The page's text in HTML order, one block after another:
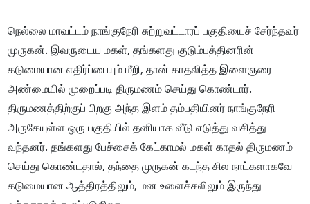
நெல்லை மாவட்டம் நாங்குநேரி சுற்றுவட்டாரப் பகுதியைச் சேர்ந்தவர்
முருகன். இவருடைய மகள், தங்களது குடும்பத்தினரின்
கடுமையான எதிர்ப்பையும் மீறி, தான் காதலித்த இளைஞரை
அண்மையில் முறைப்படி திருமணம் செய்து கொண்டார்.
திருமணத்திற்குப் பிறகு அந்த இளம் தம்பதியினர் நாங்குநேரி
அருகேயுள்ள ஒரு பகுதியில் தனியாக வீடு எடுத்து வசித்து
வந்தனர். தங்களது பேச்சைக் கேட்காமல் மகள் காதல் திருமணம்
செய்து கொண்டதால், தந்தை முருகன் கடந்த சில நாட்களாகவே
கடுமையான ஆத்திரத்திலும், மன உளைச்சலிலும் இருந்து